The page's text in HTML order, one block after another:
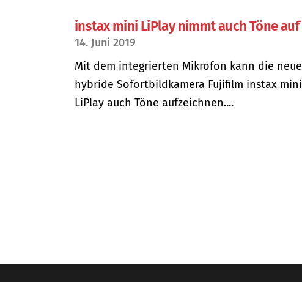
instax mini LiPlay nimmt auch Töne auf
14. Juni 2019
Mit dem integrierten Mikrofon kann die neue
hybride Sofortbildkamera Fujifilm instax mini
LiPlay auch Töne aufzeichnen....